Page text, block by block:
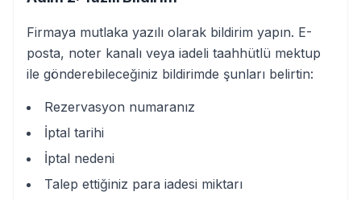
Firmaya mutlaka yazılı olarak bildirim yapın. E-
posta, noter kanalı veya iadeli taahhütlü mektup
ile gönderebileceğiniz bildirimde şunları belirtin:
Rezervasyon numaranız
İptal tarihi
İptal nedeni
Talep ettiğiniz para iadesi miktarı